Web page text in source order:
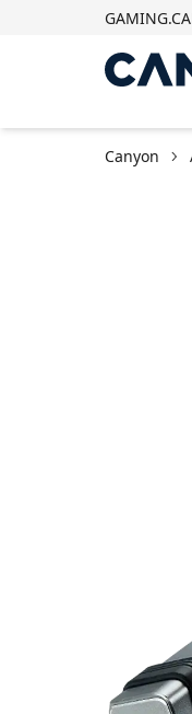
Canyon